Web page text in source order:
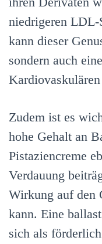
niedrigeren LDL-
kann dieser
sondern auch
Zudem ist es
hohe Gehalt an
Pistaziencreme
Verdauung
Wirkung auf den
kann. Eine
sich als